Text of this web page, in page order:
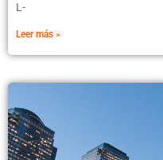
L-
Leer más »